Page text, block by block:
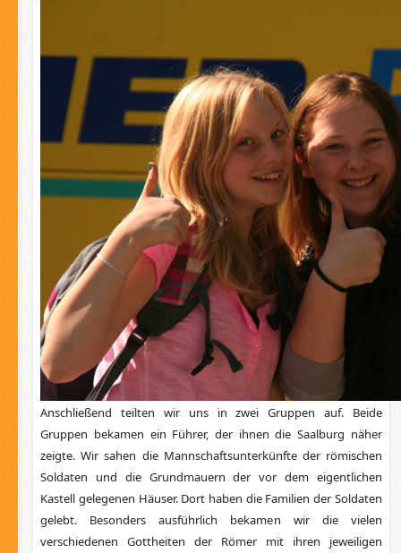
Anschließend teilten wir uns in zwei Gruppen auf. Beide
Gruppen bekamen ein Führer, der ihnen die Saalburg näher
zeigte. Wir sahen die Mannschaftsunterkünfte der römischen
Soldaten und die Grundmauern der vor dem eigentlichen
Kastell gelegenen Häuser. Dort haben die Familien der Soldaten
gelebt. Besonders ausführlich bekamen wir die vielen
verschiedenen Gottheiten der Römer mit ihren jeweiligen